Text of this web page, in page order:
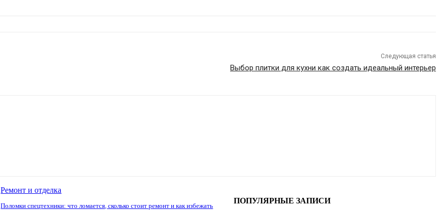
Следующая статья
Выбор плитки для кухни как создать идеальный интерьер
Ремонт и отделка
Поломки спецтехники: что ломается, сколько стоит ремонт и как избежать
ПОПУЛЯРНЫЕ ЗАПИСИ